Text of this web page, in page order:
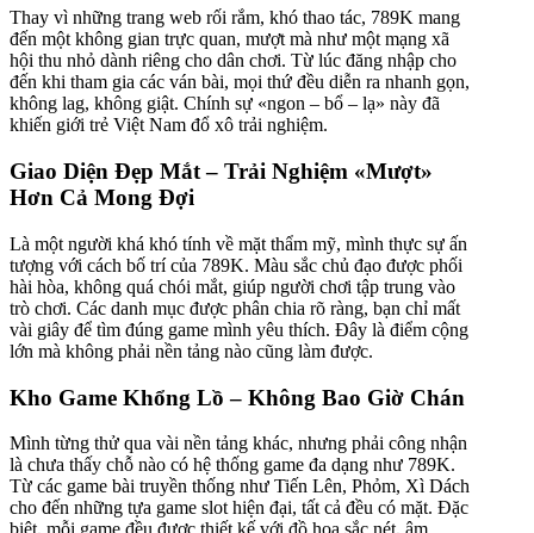
Thay vì những trang web rối rắm, khó thao tác, 789K mang
đến một không gian trực quan, mượt mà như một mạng xã
hội thu nhỏ dành riêng cho dân chơi. Từ lúc đăng nhập cho
đến khi tham gia các ván bài, mọi thứ đều diễn ra nhanh gọn,
không lag, không giật. Chính sự «ngon – bổ – lạ» này đã
khiến giới trẻ Việt Nam đổ xô trải nghiệm.
Giao Diện Đẹp Mắt – Trải Nghiệm «Mượt»
Hơn Cả Mong Đợi
Là một người khá khó tính về mặt thẩm mỹ, mình thực sự ấn
tượng với cách bố trí của 789K. Màu sắc chủ đạo được phối
hài hòa, không quá chói mắt, giúp người chơi tập trung vào
trò chơi. Các danh mục được phân chia rõ ràng, bạn chỉ mất
vài giây để tìm đúng game mình yêu thích. Đây là điểm cộng
lớn mà không phải nền tảng nào cũng làm được.
Kho Game Khổng Lồ – Không Bao Giờ Chán
Mình từng thử qua vài nền tảng khác, nhưng phải công nhận
là chưa thấy chỗ nào có hệ thống game đa dạng như 789K.
Từ các game bài truyền thống như Tiến Lên, Phỏm, Xì Dách
cho đến những tựa game slot hiện đại, tất cả đều có mặt. Đặc